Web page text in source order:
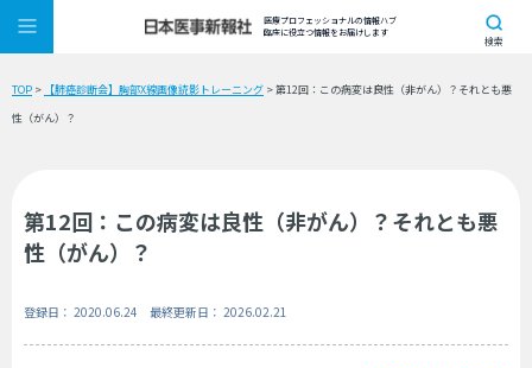
医療プロフェッショナルの情報ハブ
臨床に役立つ情報をお届けします
検索
TOP > 【肺癌診断会】胸部X線画像読影トレーニング > 第12回：この病変は良性（非がん）？それとも悪
性（がん）？
第12回：この病変は良性（非がん）？それとも悪
性（がん）？
登録日： 2020.06.24 最終更新日： 2026.02.21